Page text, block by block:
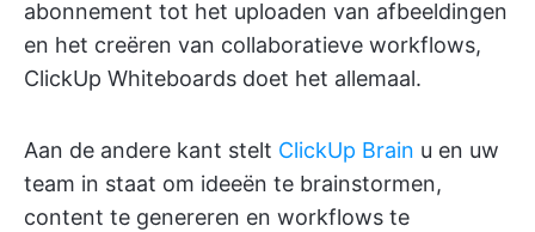
abonnement tot het uploaden van afbeeldingen
en het creëren van collaboratieve workflows,
ClickUp Whiteboards doet het allemaal.
Aan de andere kant stelt ClickUp Brain u en uw
team in staat om ideeën te brainstormen,
content te genereren en workflows te